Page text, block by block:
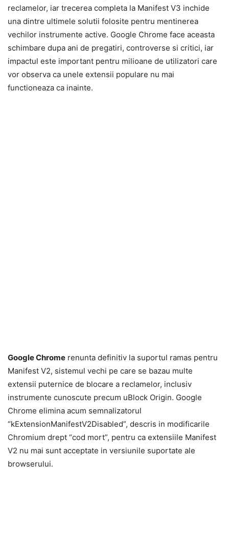
reclamelor, iar trecerea completa la Manifest V3 inchide
una dintre ultimele solutii folosite pentru mentinerea
vechilor instrumente active. Google Chrome face aceasta
schimbare dupa ani de pregatiri, controverse si critici, iar
impactul este important pentru milioane de utilizatori care
vor observa ca unele extensii populare nu mai
functioneaza ca inainte.
Google Chrome renunta definitiv la suportul ramas pentru
Manifest V2, sistemul vechi pe care se bazau multe
extensii puternice de blocare a reclamelor, inclusiv
instrumente cunoscute precum uBlock Origin. Google
Chrome elimina acum semnalizatorul
“kExtensionManifestV2Disabled”, descris in modificarile
Chromium drept “cod mort”, pentru ca extensiile Manifest
V2 nu mai sunt acceptate in versiunile suportate ale
browserului.